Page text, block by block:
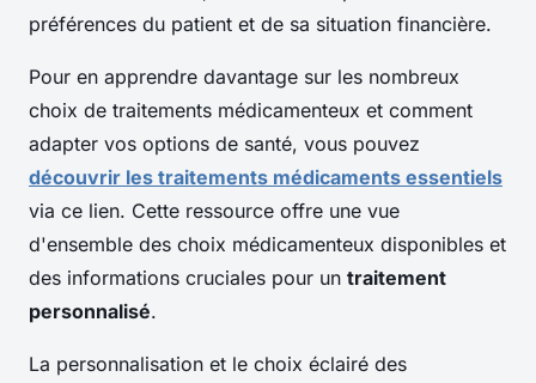
préférences du patient et de sa situation financière.
Pour en apprendre davantage sur les nombreux
choix de traitements médicamenteux et comment
adapter vos options de santé, vous pouvez
découvrir les traitements médicaments essentiels
via ce lien. Cette ressource offre une vue
d'ensemble des choix médicamenteux disponibles et
des informations cruciales pour un traitement
personnalisé.
La personnalisation et le choix éclairé des